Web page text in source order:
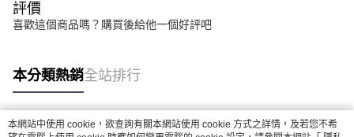
評價
喜歡這個商品嗎？購買後給他一個好評吧
本分類熱銷全站排行
本網站中使用 cookie，欲查詢有關本網站使用 cookie 方式之詳情，及若您不希